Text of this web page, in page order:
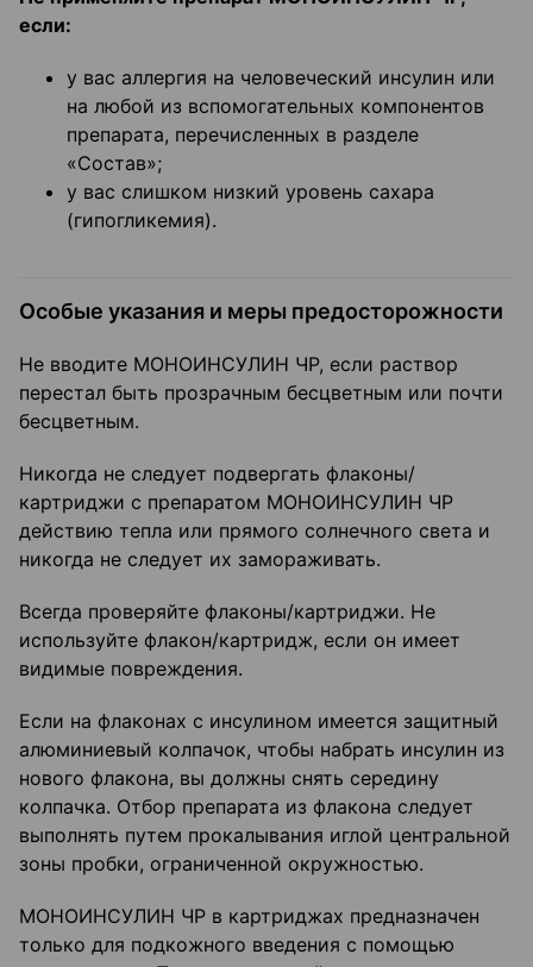
если:
у вас аллергия на человеческий инсулин или
на любой из вспомогательных компонентов
препарата, перечисленных в разделе
«Состав»;
у вас слишком низкий уровень сахара
(гипогликемия).
Особые указания и меры предосторожности
Не вводите МОНОИНСУЛИН ЧР, если раствор
перестал быть прозрачным бесцветным или почти
бесцветным.
Никогда не следует подвергать флаконы/
картриджи с препаратом МОНОИНСУЛИН ЧР
действию тепла или прямого солнечного света и
никогда не следует их замораживать.
Всегда проверяйте флаконы/картриджи. Не
используйте флакон/картридж, если он имеет
видимые повреждения.
Если на флаконах с инсулином имеется защитный
алюминиевый колпачок, чтобы набрать инсулин из
нового флакона, вы должны снять середину
колпачка. Отбор препарата из флакона следует
выполнять путем прокалывания иглой центральной
зоны пробки, ограниченной окружностью.
МОНОИНСУЛИН ЧР в картриджах предназначен
только для подкожного введения с помощью